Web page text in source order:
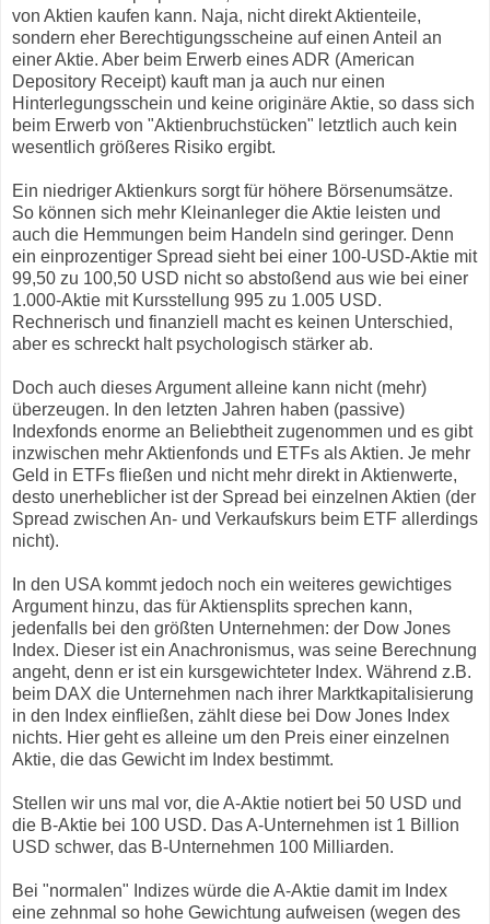
von Aktien kaufen kann. Naja, nicht direkt Aktienteile,
sondern eher Berechtigungsscheine auf einen Anteil an
einer Aktie. Aber beim Erwerb eines ADR (American
Depository Receipt) kauft man ja auch nur einen
Hinterlegungsschein und keine originäre Aktie, so dass sich
beim Erwerb von "Aktienbruchstücken" letztlich auch kein
wesentlich größeres Risiko ergibt.
Ein niedriger Aktienkurs sorgt für höhere Börsenumsätze.
So können sich mehr Kleinanleger die Aktie leisten und
auch die Hemmungen beim Handeln sind geringer. Denn
ein einprozentiger Spread sieht bei einer 100-USD-Aktie mit
99,50 zu 100,50 USD nicht so abstoßend aus wie bei einer
1.000-Aktie mit Kursstellung 995 zu 1.005 USD.
Rechnerisch und finanziell macht es keinen Unterschied,
aber es schreckt halt psychologisch stärker ab.
Doch auch dieses Argument alleine kann nicht (mehr)
überzeugen. In den letzten Jahren haben (passive)
Indexfonds enorme an Beliebtheit zugenommen und es gibt
inzwischen mehr Aktienfonds und ETFs als Aktien. Je mehr
Geld in ETFs fließen und nicht mehr direkt in Aktienwerte,
desto unerheblicher ist der Spread bei einzelnen Aktien (der
Spread zwischen An- und Verkaufskurs beim ETF allerdings
nicht).
In den USA kommt jedoch noch ein weiteres gewichtiges
Argument hinzu, das für Aktiensplits sprechen kann,
jedenfalls bei den größten Unternehmen: der Dow Jones
Index. Dieser ist ein Anachronismus, was seine Berechnung
angeht, denn er ist ein kursgewichteter Index. Während z.B.
beim DAX die Unternehmen nach ihrer Marktkapitalisierung
in den Index einfließen, zählt diese bei Dow Jones Index
nichts. Hier geht es alleine um den Preis einer einzelnen
Aktie, die das Gewicht im Index bestimmt.
Stellen wir uns mal vor, die A-Aktie notiert bei 50 USD und
die B-Aktie bei 100 USD. Das A-Unternehmen ist 1 Billion
USD schwer, das B-Unternehmen 100 Milliarden.
Bei "normalen" Indizes würde die A-Aktie damit im Index
eine zehnmal so hohe Gewichtung aufweisen (wegen des